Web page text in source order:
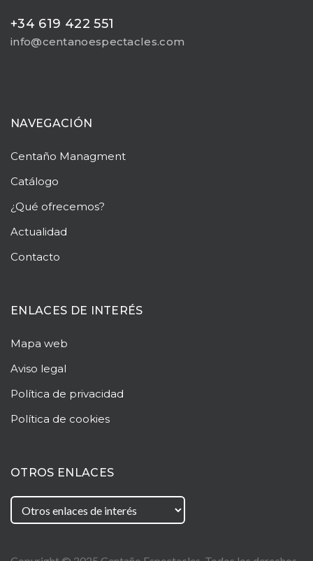
+34 619 422 551
info@centanoespectacles.com
NAVEGACIÓN
Centaño Managment
Catálogo
¿Qué ofrecemos?
Actualidad
Contacto
ENLACES DE INTERÉS
Mapa web
Aviso legal
Política de privacidad
Política de cookies
OTROS ENLACES